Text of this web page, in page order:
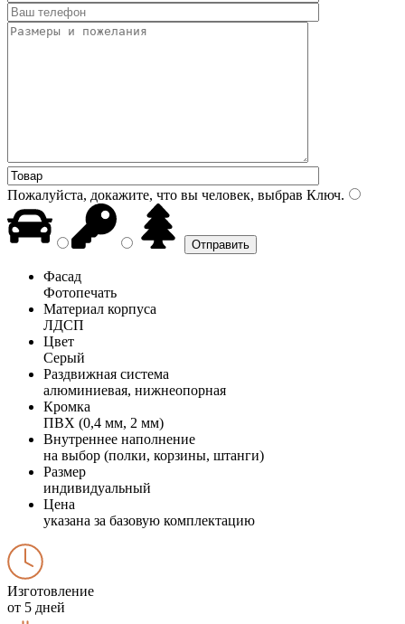
Пожалуйста, докажите, что вы человек, выбрав Ключ.
Фасад
Фотопечать
Материал корпуса
ЛДСП
Цвет
Серый
Раздвижная система
алюминиевая, нижнеопорная
Кромка
ПВХ (0,4 мм, 2 мм)
Внутреннее наполнение
на выбор (полки, корзины, штанги)
Размер
индивидуальный
Цена
указана за базовую комплектацию
Изготовление
от 5 дней